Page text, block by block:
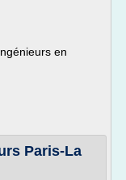
en
Paris-La